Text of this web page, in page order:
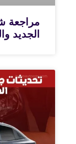
الجديد